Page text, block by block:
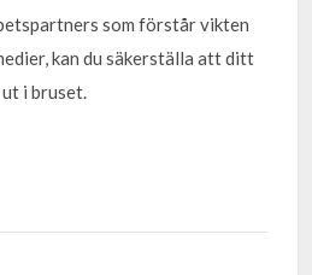
som förstår vikten
kan du säkerställa att ditt
i bruset.